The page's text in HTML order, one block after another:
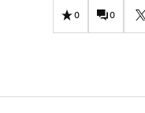
0 0